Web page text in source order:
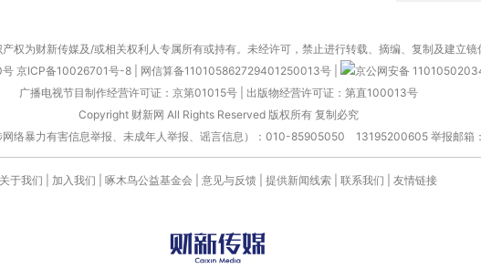
权为财新传媒及/或相关权利人专属所有或持有。未经许可，禁止进行转载、摘编、复制及建立镜
京ICP备10026701号-8 网信算备110105862729401250013号
京公网安备
广播电视节目制作经营许可证：京第01015号| 出版物经营许可证：第直100013号
Copyright 财新网 All Rights Reserved 版权所有 复制必究
网络暴力有害信息举报、未成年人举报、谣言信息）：010-85905050 13195200605 举报邮箱
关于我们 加入我们 啄木鸟公益基金会 意见与反馈 提供新闻线索 联系我们 友情链接